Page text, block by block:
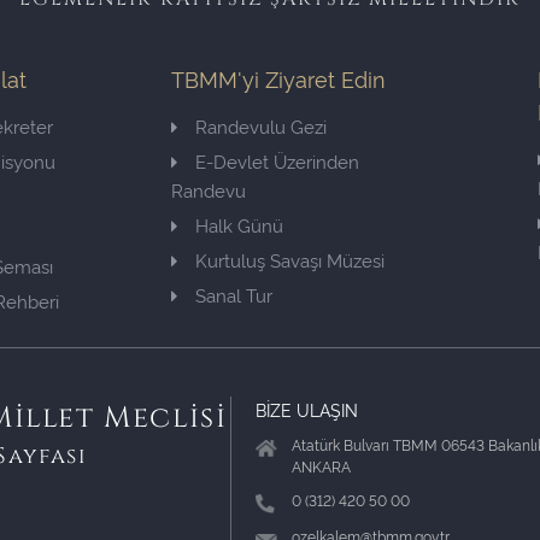
TBMM'yi Ziyaret Edin
Randevulu Gezi
E-Devlet Üzerinden
Randevu
Halk Günü
Kurtuluş Savaşı Müzesi
Sanal Tur
Meclisi BİZE ULAŞIN
Atatürk Bulvarı TBMM 06543
ANKARA
0 (312) 420 50 00